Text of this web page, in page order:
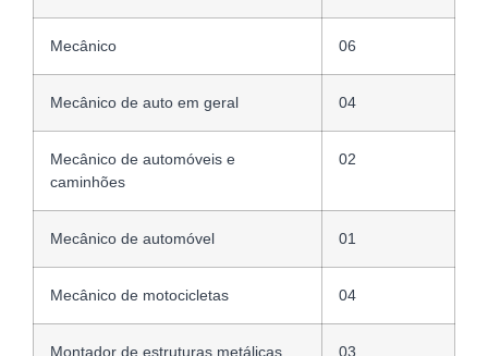
Mecânico 06
Mecânico de auto em geral 04
Mecânico de automóveis e
caminhões
02
Mecânico de automóvel 01
Mecânico de motocicletas 04
Montador de estruturas metálicas 03